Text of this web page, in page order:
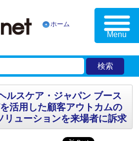
ホーム
Menu
スケア・ジャパン ブース
活用した顧客アウトカムの
リューションを来場者に訴求